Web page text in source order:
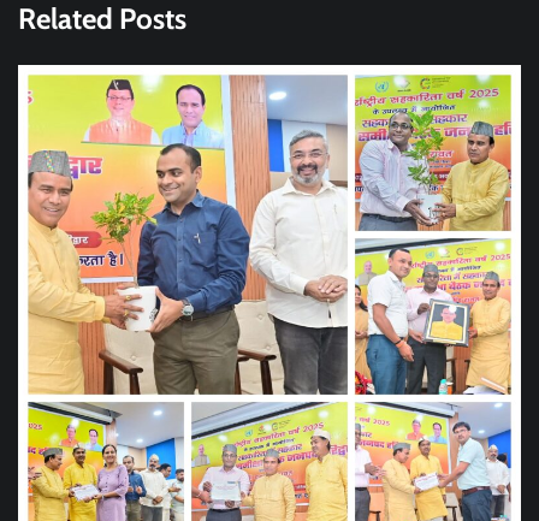
Related Posts